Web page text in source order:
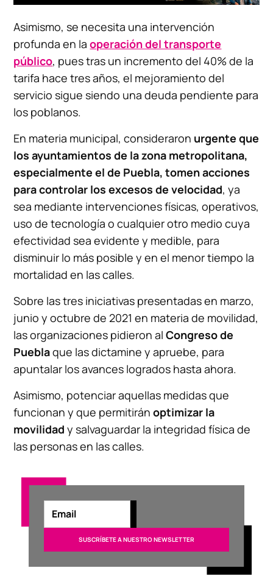
Asimismo, se necesita una intervención
profunda en laoperación del transporte
público, pues tras un incremento del 40% de la
tarifa hace tres años, el mejoramiento del
servicio sigue siendo una deuda pendiente para
los poblanos.
En materia municipal, consideraron urgente que
los ayuntamientos de la zona metropolitana,
especialmente el de Puebla, tomen acciones
para controlar los excesos de velocidad, ya
sea mediante intervenciones físicas, operativos,
uso de tecnología o cualquier otro medio cuya
efectividad sea evidente y medible, para
disminuir lo más posible y en el menor tiempo la
mortalidad en las calles.
Sobre las tres iniciativas presentadas en marzo,
junio y octubre de 2021 en materia de movilidad,
las organizaciones pidieron alCongreso de
Pueblaque las dictamine y apruebe, para
apuntalar los avances logrados hasta ahora.
Asimismo, potenciar aquellas medidas que
funcionan y que permitiránoptimizar la
movilidad y salvaguardar la integridad física de
las personas en las calles.